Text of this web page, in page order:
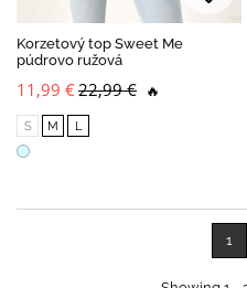
Korzetový top Sweet Me
púdrovo ružová
11,99 €22,99 € 🔥
S M L
1